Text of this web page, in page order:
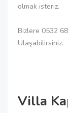
olmak isteriz.
Bizlere 0532
Ulaşabilirsiniz.
Villa